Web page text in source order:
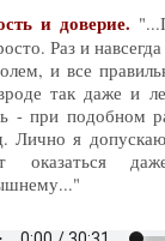
и доверие.
Раз и
и все
так даже и
- при подобном
Лично я
оказаться